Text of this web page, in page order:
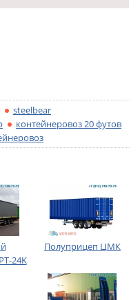
steelbear
контейнеровоз 20 футов
24K
Полуприцеп ЦМК